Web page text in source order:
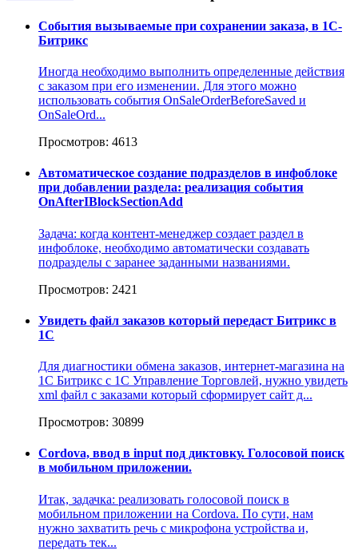
События вызываемые при сохранении заказа, в 1С-
Битрикс
Иногда необходимо выполнить определенные действия
с заказом при его изменении. Для этого можно
использовать события OnSaleOrderBeforeSaved и
OnSaleOrd...
Просмотров: 4613
Автоматическое создание подразделов в инфоблоке
при добавлении раздела: реализация события
OnAfterIBlockSectionAdd
Задача: когда контент-менеджер создает раздел в
инфоблоке, необходимо автоматически создавать
подразделы с заранее заданными названиями.
Просмотров: 2421
Увидеть файл заказов который передаст Битрикс в
1С
Для диагностики обмена заказов, интернет-магазина на
1С Битрикс с 1С Управление Торговлей, нужно увидеть
xml файл с заказами который сформирует сайт д...
Просмотров: 30899
Cordova, ввод в input под диктовку. Голосовой поиск
в мобильном приложении.
Итак, задачка: реализовать голосовой поиск в
мобильном приложении на Cordova. По сути, нам
нужно захватить речь с микрофона устройства и,
передать тек...